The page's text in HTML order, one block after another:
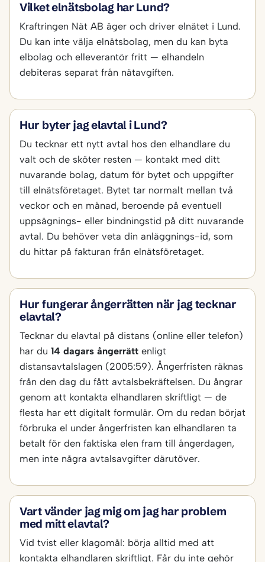
Vilket elnätsbolag har Lund?
Kraftringen Nät AB äger och driver elnätet i Lund.
Du kan inte välja elnätsbolag, men du kan byta
elbolag och elleverantör fritt — elhandeln
debiteras separat från nätavgiften.
Hur byter jag elavtal i Lund?
Du tecknar ett nytt avtal hos den elhandlare du
valt och de sköter resten — kontakt med ditt
nuvarande bolag, datum för bytet och uppgifter
till elnätsföretaget. Bytet tar normalt mellan två
veckor och en månad, beroende på eventuell
uppsägnings- eller bindningstid på ditt nuvarande
avtal. Du behöver veta din anläggnings-id, som
du hittar på fakturan från elnätsföretaget.
Hur fungerar ångerrätten när jag tecknar
elavtal?
Tecknar du elavtal på distans (online eller telefon)
har du 14 dagars ångerrätt enligt
distansavtalslagen (2005:59). Ångerfristen räknas
från den dag du fått avtalsbekräftelsen. Du ångrar
genom att kontakta elhandlaren skriftligt — de
flesta har ett digitalt formulär. Om du redan börjat
förbruka el under ångerfristen kan elhandlaren ta
betalt för den faktiska elen fram till ångerdagen,
men inte några avtalsavgifter därutöver.
Vart vänder jag mig om jag har problem
med mitt elavtal?
Vid tvist eller klagomål: börja alltid med att
kontakta elhandlaren skriftligt. Får du inte gehör